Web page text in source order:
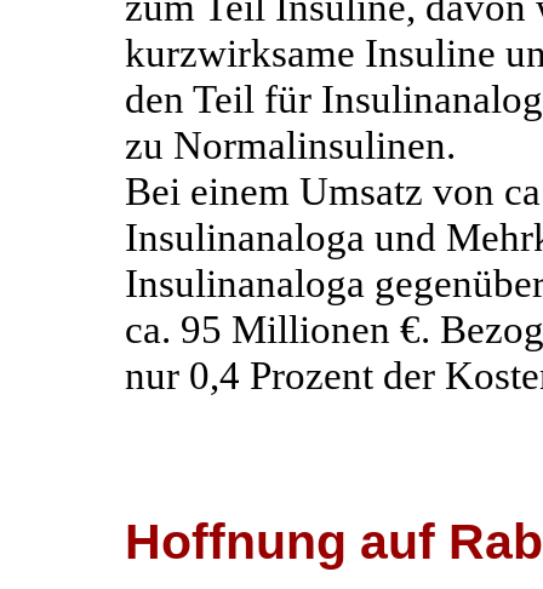
kurzwirksame Insuline
den Teil für
zu Normalinsulinen.
Bei einem Umsatz von
Insulinanaloga und
Insulinanaloga
ca. 95 Millionen €.
nur 0,4 Prozent der
Hoffnung auf